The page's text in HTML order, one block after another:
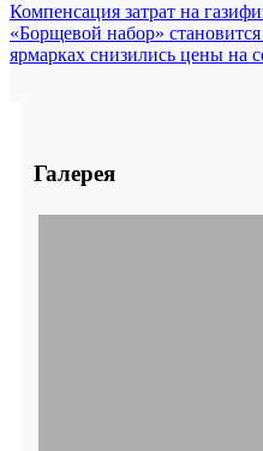
Компенсация затрат на
«Борщевой набор»
ярмарках снизились цены на
Галерея